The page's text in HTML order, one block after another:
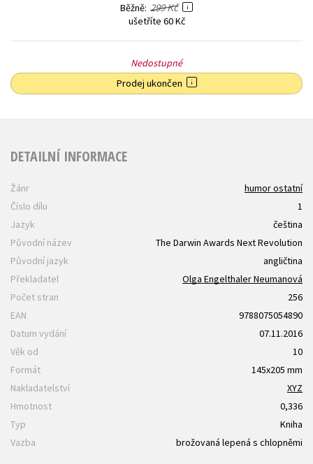
Běžně 299 Kč
ušetříte 60 Kč
Nedostupné
Prodej ukončen
DETAILNÍ INFORMACE
Žánr
humor ostatní
Číslo dílu
1
Jazyk
čeština
Původní název
The Darwin Awards Next Revolution
Původní jazyk
angličtina
Překladatel
Olga Engelthaler Neumanová
Počet stran
256
EAN
9788075054890
Datum vydání
07.11.2016
Věk od
10
Formát
145x205 mm
Nakladatelství
XYZ
Hmotnost
0,336
Typ
Kniha
Vazba
brožovaná lepená s chlopněmi